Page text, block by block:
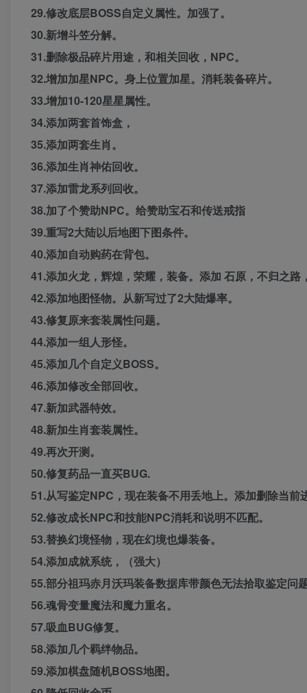
29.修改底层BOSS自定义属性。加强了。
30.新增斗笠分解。
31.删除极品碎片用途，和相关回收，NPC。
32.增加加星NPC。身上位置加星。消耗装备碎片。
33.增加10-120星星属性。
34.添加两套首饰盒，
35.添加两套生肖。
36.添加生肖神佑回收。
37.添加雷龙系列回收。
38.加了个赞助NPC。给赞助宝石和传送戒指
39.重写2大陆以后地图下图条件。
40.添加自动购药在背包。
41.添加火龙，辉煌，荣耀，装备。添加 石原，不归之路
42.添加地图怪物。从新写过了2大陆爆率。
43.修复原来套装属性问题。
44.添加一组人形怪。
45.添加几个自定义BOSS。
46.添加修改全部回收。
47.新加武器特效。
48.新加生肖套装属性。
49.再次开测。
50.修复药品一直买BUG.
51.从写鉴定NPC，现在装备不用丢地上。添加删除当前
52.修改成长NPC和技能NPC消耗和说明不匹配。
53.替换幻境怪物，现在幻境也爆装备。
54.添加成就系统，（强大）
55.部分祖玛赤月沃玛装备数据库带颜色无法拾取鉴定问题
56.魂骨变量魔法和魔力重名。
57.吸血BUG修复。
58.添加几个羁绊物品。
59.添加棋盘随机BOSS地图。